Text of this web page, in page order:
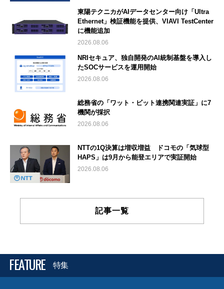
東陽テクニカがAIデータセンター向け「Ultra
Ethernet」検証機能を提供、VIAVI TestCenter
に機能追加
2026.08.06
NRIセキュア、独自開発のAI統制基盤を導入し
たSOCサービスを運用開始
2026.08.06
総務省の「ワット・ビット連携関連実証」に7
機関が採択
2026.08.06
NTTの1Q決算は増収増益 ドコモの「気球型
HAPS」は9月から能登エリアで実証開始
2026.08.06
記事一覧
FEATURE 特集